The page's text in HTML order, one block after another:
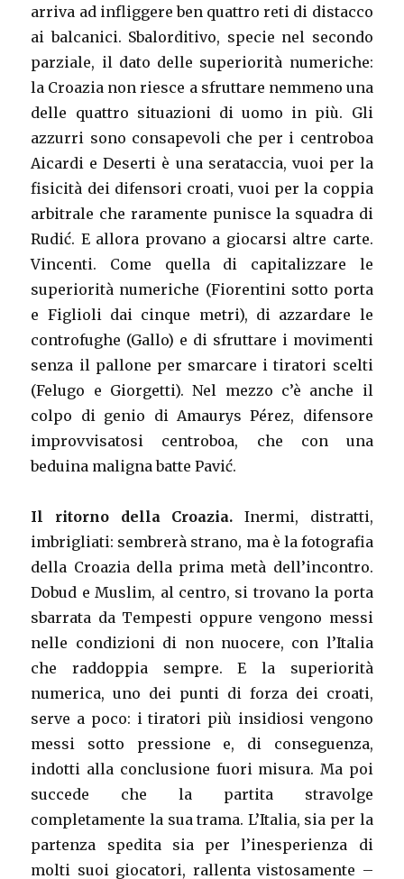
arriva ad infliggere ben quattro reti di distacco
ai balcanici. Sbalorditivo, specie nel secondo
parziale, il dato delle superiorità numeriche:
la Croazia non riesce a sfruttare nemmeno una
delle quattro situazioni di uomo in più. Gli
azzurri sono consapevoli che per i centroboa
Aicardi e Deserti è una serataccia, vuoi per la
fisicità dei difensori croati, vuoi per la coppia
arbitrale che raramente punisce la squadra di
Rudić. E allora provano a giocarsi altre carte.
Vincenti. Come quella di capitalizzare le
superiorità numeriche (Fiorentini sotto porta
e Figlioli dai cinque metri), di azzardare le
controfughe (Gallo) e di sfruttare i movimenti
senza il pallone per smarcare i tiratori scelti
(Felugo e Giorgetti). Nel mezzo c’è anche il
colpo di genio di Amaurys Pérez, difensore
improvvisatosi centroboa, che con una
beduina maligna batte Pavić.
Il ritorno della Croazia. Inermi, distratti,
imbrigliati: sembrerà strano, ma è la fotografia
della Croazia della prima metà dell’incontro.
Dobud e Muslim, al centro, si trovano la porta
sbarrata da Tempesti oppure vengono messi
nelle condizioni di non nuocere, con l’Italia
che raddoppia sempre. E la superiorità
numerica, uno dei punti di forza dei croati,
serve a poco: i tiratori più insidiosi vengono
messi sotto pressione e, di conseguenza,
indotti alla conclusione fuori misura. Ma poi
succede che la partita stravolge
completamente la sua trama. L’Italia, sia per la
partenza spedita sia per l’inesperienza di
molti suoi giocatori, rallenta vistosamente –